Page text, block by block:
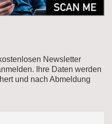
Newsletter
Ihre Daten werden
und nach Abmeldung